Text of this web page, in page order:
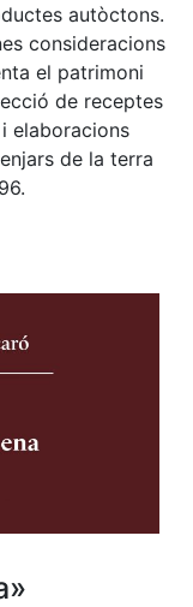
autòctons.
consideracions
el patrimoni
de receptes
elaboracions
de la terra